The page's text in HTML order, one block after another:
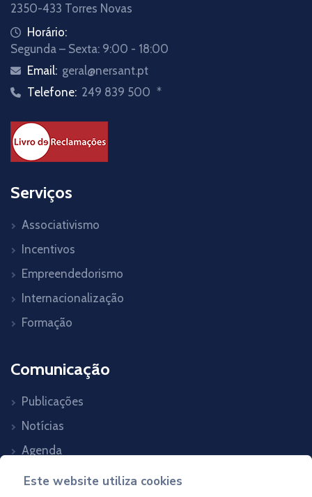
2350-433 Torres Novas
Horário:
Segunda – Sexta: 9:00 - 18:00
Email: geral@nersant.pt
Telefone: 249 839 500 *
Serviços
Associativismo
Incentivos
Empreendedorismo
Internacionalização
Formação
Comunicação
Publicações
Notícias
Agenda
Contactos
Este website utiliza cookies